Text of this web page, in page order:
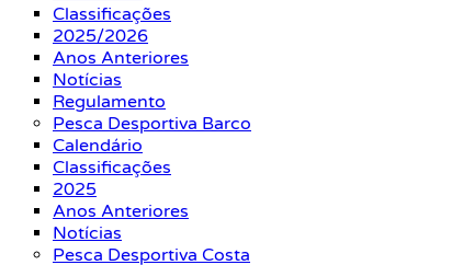
Classificações
2025/2026
Anos Anteriores
Notícias
Regulamento
Pesca Desportiva Barco
Calendário
Classificações
2025
Anos Anteriores
Notícias
Pesca Desportiva Costa